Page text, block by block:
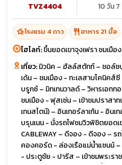
TVZ4404
10 วัน
hotel_classโรงแรม 4 ดาว restaurant อาหาร 21 มื้อ
ไฮไลท์:ขึ้นยอดเขาจุงเฟรา ชมเมือ
เที่ยว:มิวนิค – ฮัลล์สตัทท์ – ซอล์ซ
เด้น – ชมเมือง - ทะเลสาบโคนิคส์
บรูกซ์ – มิทเทนวาลด์ – วิหารเอทท
ชมเมือง - ฟุสเซ่น – เข้าชมปราส
เทนสไตน์) – อินเทอร์ลาเก้น - อินเ
บรุนเนน - นั่งรถไฟชมวิวพิชิตยอดเ
CABLEWAY – ดีจอง - ดีจอง –
คองคอร์ด - ล่องเรือแม่น้ำแซนน์
- ประตูชัย - ปารีส – เข้าชมพระร